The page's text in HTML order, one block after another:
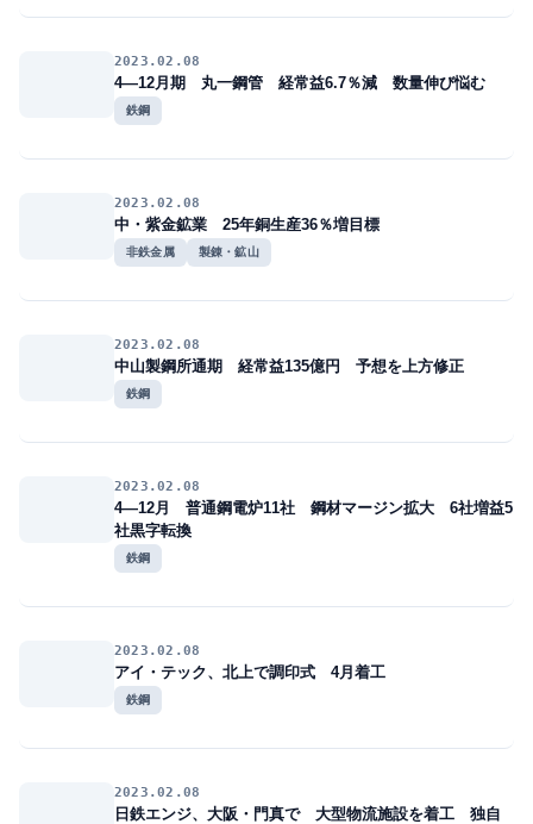
2023.02.08
4―12月期 丸一鋼管 経常益6.7％減 数量伸び悩む
鉄鋼
2023.02.08
中・紫金鉱業 25年銅生産36％増目標
非鉄金属 製錬・鉱山
2023.02.08
中山製鋼所通期 経常益135億円 予想を上方修正
鉄鋼
2023.02.08
4―12月 普通鋼電炉11社 鋼材マージン拡大 6社増益5
社黒字転換
鉄鋼
2023.02.08
アイ・テック、北上で調印式 4月着工
鉄鋼
2023.02.08
日鉄エンジ、大阪・門真で 大型物流施設を着工 独自